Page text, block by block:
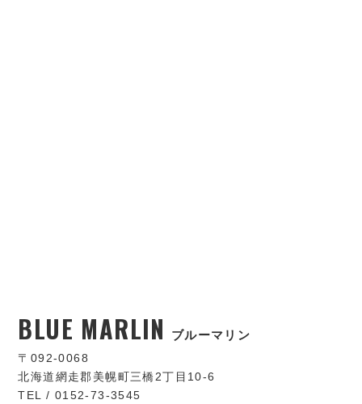
BLUE MARLIN ブルーマリン
〒092-0068
北海道網走郡美幌町三橋2丁目10-6
TEL / 0152-73-3545